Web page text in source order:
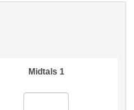
Midtals 1